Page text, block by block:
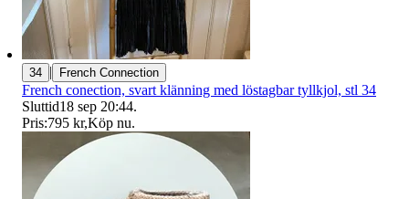
34 | French Connection
French conection, svart klänning med löstagbar tyllkjol, stl 34
Sluttid18 sep 20:44.
Pris:795 kr,Köp nu.